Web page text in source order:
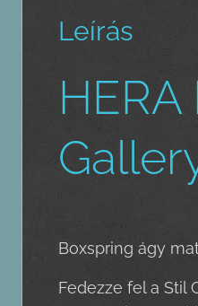
Leírás
Boxspring ágy
Fedezze fel a Stil